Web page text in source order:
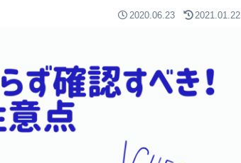
2020.06.23 2021.01.22